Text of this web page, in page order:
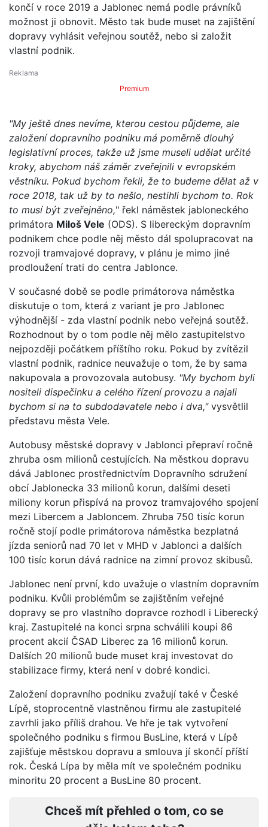
končí v roce 2019 a Jablonec nemá podle právníků
možnost ji obnovit. Město tak bude muset na zajištění
dopravy vyhlásit veřejnou soutěž, nebo si založit
vlastní podnik.
Premium
"My ještě dnes nevíme, kterou cestou půjdeme, ale
založení dopravního podniku má poměrně dlouhý
legislativní proces, takže už jsme museli udělat určité
kroky, abychom náš záměr zveřejnili v evropském
věstníku. Pokud bychom řekli, že to budeme dělat až v
roce 2018, tak už by to nešlo, nestihli bychom to. Rok
to musí být zveřejněno," řekl náměstek jabloneckého
primátora Miloš Vele (ODS). S libereckým dopravním
podnikem chce podle něj město dál spolupracovat na
rozvoji tramvajové dopravy, v plánu je mimo jiné
prodloužení trati do centra Jablonce.
V současné době se podle primátorova náměstka
diskutuje o tom, která z variant je pro Jablonec
výhodnější - zda vlastní podnik nebo veřejná soutěž.
Rozhodnout by o tom podle něj mělo zastupitelstvo
nejpozději počátkem příštího roku. Pokud by zvítězil
vlastní podnik, radnice neuvažuje o tom, že by sama
nakupovala a provozovala autobusy. "My bychom byli
nositeli dispečinku a celého řízení provozu a najali
bychom si na to subdodavatele nebo i dva," vysvětlil
představu města Vele.
Autobusy městské dopravy v Jablonci přepraví ročně
zhruba osm milionů cestujících. Na městkou dopravu
dává Jablonec prostřednictvím Dopravního sdružení
obcí Jablonecka 33 milionů korun, dalšími deseti
miliony korun přispívá na provoz tramvajového spojení
mezi Libercem a Jabloncem. Zhruba 750 tisíc korun
ročně stojí podle primátorova náměstka bezplatná
jízda seniorů nad 70 let v MHD v Jablonci a dalších
100 tisíc korun dává radnice na zimní provoz skibusů.
Jablonec není první, kdo uvažuje o vlastním dopravním
podniku. Kvůli problémům se zajištěním veřejné
dopravy se pro vlastního dopravce rozhodl i Liberecký
kraj. Zastupitelé na konci srpna schválili koupi 86
procent akcií ČSAD Liberec za 16 milionů korun.
Dalších 20 milionů bude muset kraj investovat do
stabilizace firmy, která není v dobré kondici.
Založení dopravního podniku zvažují také v České
Lípě, stoprocentně vlastněnou firmu ale zastupitelé
zavrhli jako příliš drahou. Ve hře je tak vytvoření
společného podniku s firmou BusLine, která v Lípě
zajišťuje městskou dopravu a smlouva jí skončí příští
rok. Česká Lípa by měla mít ve společném podniku
minoritu 20 procent a BusLine 80 procent.
Chceš mít přehled o tom, co se